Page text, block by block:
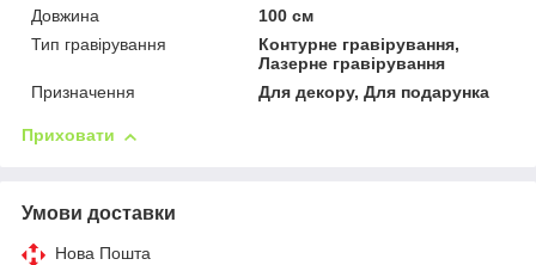
Довжина
100 см
Тип гравірування
Контурне гравірування,
Лазерне гравірування
Призначення
Для декору, Для подарунка
Приховати
Умови доставки
Нова Пошта